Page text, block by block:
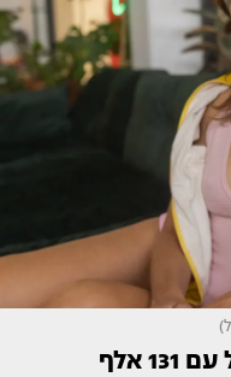
אושיית הכושר והלייפסטייל עם 131 אלף